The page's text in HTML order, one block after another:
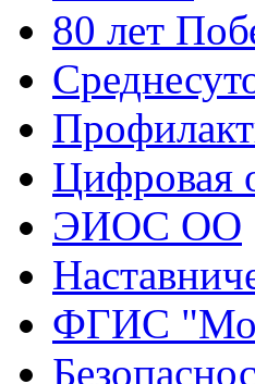
80 лет
Цифровая
ЭИОС ОО
ФГИС